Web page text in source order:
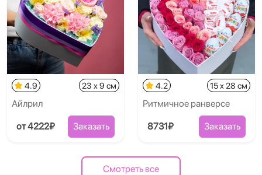
4.9 23 x 9 см
Айлрил
от 4222₽ Заказать
4.2 15 x 28 см
Ритмичное ранверсе
8731₽ Заказать
Смотреть все